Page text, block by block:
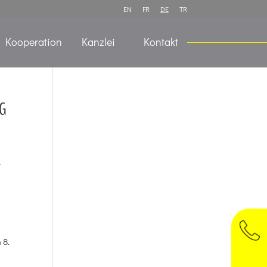
EN FR DE TR
Kooperation Kanzlei Kontakt
8.